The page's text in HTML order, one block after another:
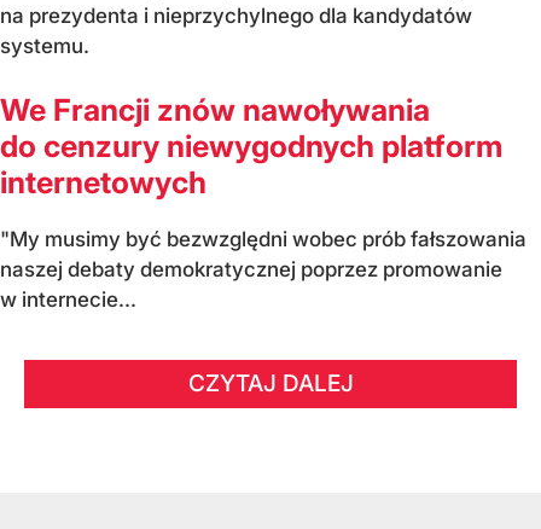
na prezydenta i nieprzychylnego dla kandydatów
systemu.
We Francji znów nawoływania
do cenzury niewygodnych platform
internetowych
"My musimy być bezwzględni wobec prób fałszowania
naszej debaty demokratycznej poprzez promowanie
w internecie...
CZYTAJ DALEJ